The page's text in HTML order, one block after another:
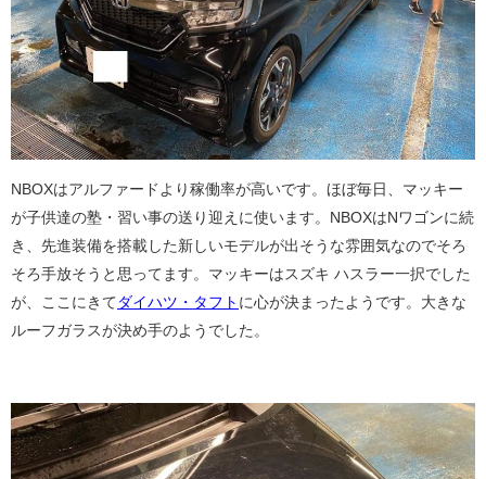
NBOXはアルファードより稼働率が高いです。ほぼ毎日、マッキー
が子供達の塾・習い事の送り迎えに使います。NBOXはNワゴンに続
き、先進装備を搭載した新しいモデルが出そうな雰囲気なのでそろ
そろ手放そうと思ってます。マッキーはスズキ ハスラー一択でした
が、ここにきて ダイハツ・タフト に心が決まったようです。大きな
ルーフガラスが決め手のようでした。